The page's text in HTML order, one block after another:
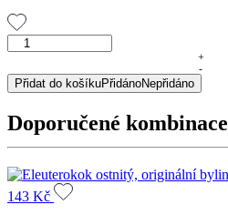
Čaga-
šikmý,
originální
kapky,
množství
+
-
Přidat do košíkuPřidánoNepřidáno
Doporučené kombinace
143 Kč